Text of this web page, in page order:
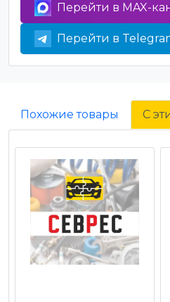
Перейти в MAX-
Перейти в
Похожие товары С